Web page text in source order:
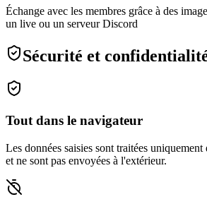
Échange avec les membres grâce à des
un live ou un serveur Discord
Sécurité et
Tout dans le navigateur
Les données saisies sont traitées
et ne sont pas envoyées à l'extérieur.